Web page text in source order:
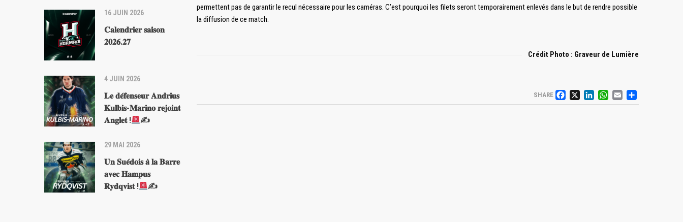
permettent pas de garantir le recul nécessaire pour les caméras. C’est pourquoi les filets seront temporairement enlevés dans le but de rendre possible
la diffusion de ce match.
Crédit Photo : Graveur de Lumière
SHARE FACEBOOK
X LINKEDIN
EMAIL
16 JUIN 2026
𝐂𝐚𝐥𝐞𝐧𝐝𝐫𝐢𝐞𝐫 𝐬𝐚𝐢𝐬𝐨𝐧
𝟐𝟎𝟐𝟔.𝟐𝟕
4 JUIN 2026
𝐋𝐞 𝐝𝐞́𝐟𝐞𝐧𝐬𝐞𝐮𝐫 𝐀𝐧𝐝𝐫𝐢𝐮𝐬
𝐊𝐮𝐥𝐛𝐢𝐬-𝐌𝐚𝐫𝐢𝐧𝐨 𝐫𝐞𝐣𝐨𝐢𝐧𝐭
𝐀𝐧𝐠𝐥𝐞𝐭 !
✍
29 MAI 2026
𝐔𝐧 𝐒𝐮𝐞́𝐝𝐨𝐢𝐬 𝐚̀ 𝐥𝐚 𝐁𝐚𝐫𝐫𝐞
𝐚𝐯𝐞𝐜 𝐇𝐚𝐦𝐩𝐮𝐬
𝐑𝐲𝐝𝐪𝐯𝐢𝐬𝐭 !
✍